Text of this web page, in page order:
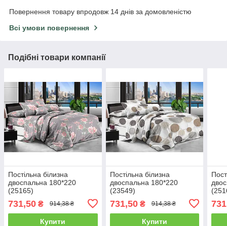
Повернення товару впродовж 14 днів за домовленістю
Всі умови повернення
Подібні товари компанії
Постільна білизна
двоспальна 180*220
(25165)
731,50 ₴ 914,38 ₴
Купити
Постільна білизна
двоспальна 180*220
(23549)
731,50₴ 914,38 ₴
Купити